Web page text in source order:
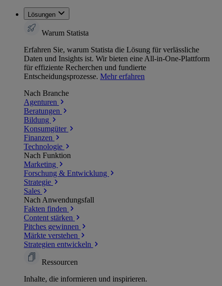
Lösungen
Warum Statista
Erfahren Sie, warum Statista die Lösung für verlässliche
Daten und Insights ist. Wir bieten eine All-in-One-Plattform
für effiziente Recherchen und fundierte
Entscheidungsprozesse. Mehr erfahren
Nach Branche
Agenturen
Beratungen
Bildung
Konsumgüter
Finanzen
Technologie
Nach Funktion
Marketing
Forschung & Entwicklung
Strategie
Sales
Nach Anwendungsfall
Fakten finden
Content stärken
Pitches gewinnen
Märkte verstehen
Strategien entwickeln
Ressourcen
Inhalte, die informieren und inspirieren.